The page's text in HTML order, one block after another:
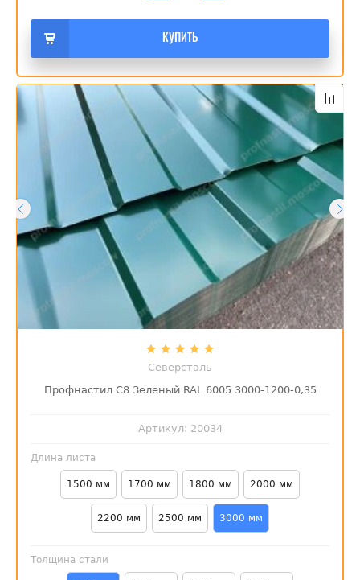
КУПИТЬ
Северсталь
Профнастил С8 Зеленый RAL 6005 3000-1200-0,35
Артикул: 20034
Длина листа
1500 мм 1700 мм 1800 мм 2000 мм
2200 мм 2500 мм 3000 мм
Толщина стали